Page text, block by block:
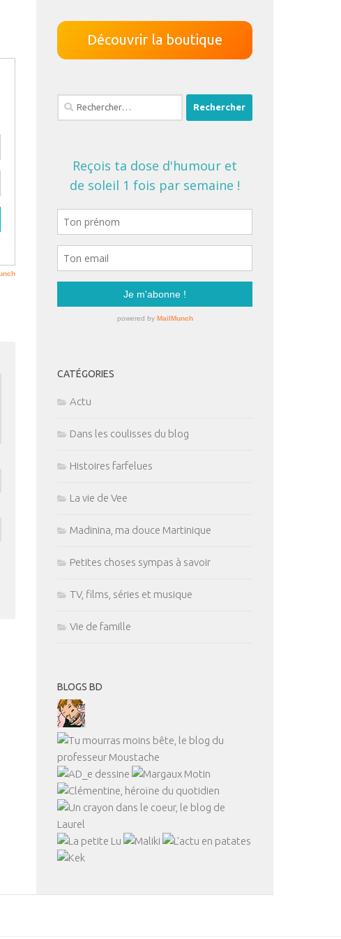
Découvrir la boutique
Rechercher :
CATÉGORIES
Actu
Dans les coulisses du blog
Histoires farfelues
La vie de Vee
Madinina, ma douce Martinique
Petites choses sympas à savoir
TV, films, séries et musique
Vie de famille
BLOGS BD